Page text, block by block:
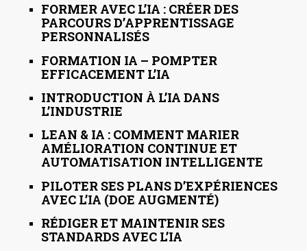
FORMER AVEC L’IA : CRÉER DES
PARCOURS D’APPRENTISSAGE
PERSONNALISÉS
FORMATION IA – POMPTER
EFFICACEMENT L’IA
INTRODUCTION À L’IA DANS
L’INDUSTRIE
LEAN & IA : COMMENT MARIER
AMÉLIORATION CONTINUE ET
AUTOMATISATION INTELLIGENTE
PILOTER SES PLANS D’EXPÉRIENCES
AVEC L’IA (DOE AUGMENTÉ)
RÉDIGER ET MAINTENIR SES
STANDARDS AVEC L’IA